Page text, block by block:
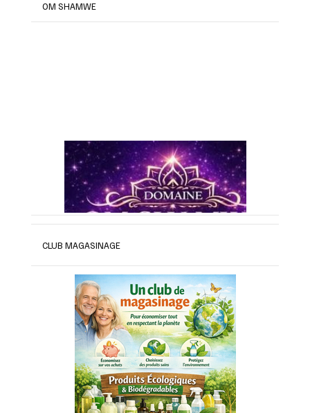
OM SHAMWE
CLUB MAGASINAGE